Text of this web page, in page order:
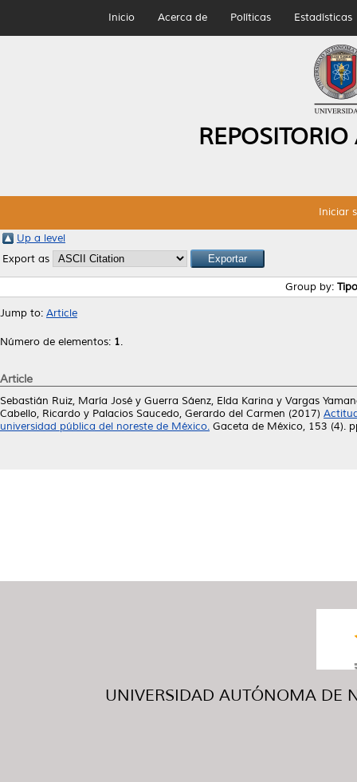
Inicio Acerca de Políticas Estadísticas
Iniciar
Up a level
Export as
Group by:
Jump to: Article
Número de elementos: 1.
Article
Sebastián Ruiz, María José y Guerra Sáenz, Elda Karina y Vargas
Cabello, Ricardo y Palacios Saucedo, Gerardo del Carmen (2017)
universidad pública del noreste de México. Gaceta de México, 153 (4).
UNIVERSIDAD AUTÓNOMA DE